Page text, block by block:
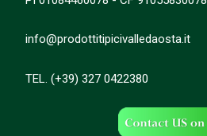
info@prodottitipicivalledaosta.it
TEL. (+39) 327 0422380